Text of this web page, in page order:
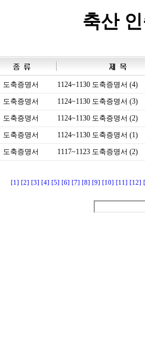
축산
도축증명서
1124~1130 도축증명서 (4)
도축증명서
1124~1130 도축증명서 (3)
도축증명서
1124~1130 도축증명서 (2)
도축증명서
1124~1130 도축증명서 (1)
도축증명서 1117~1123 도축증명서 (2)
[1] [2] [3] [4] [5] [6] [7] [8] [9] [10] [11] [12]